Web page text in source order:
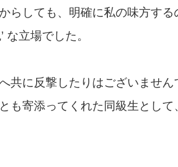
らしても、明確に私の味方す
な立場でした。
共に反撃したりはございません
も寄添ってくれた同級生とし